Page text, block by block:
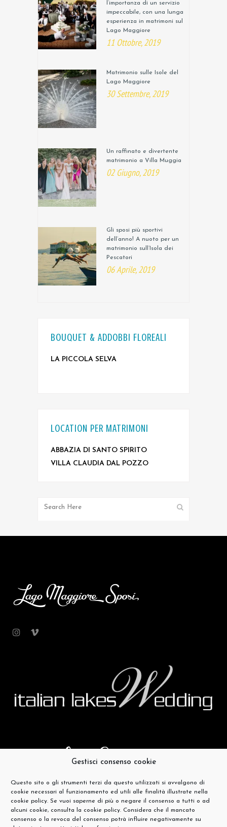
Gestisci consenso cookie
Questo sito o gli strumenti terzi da questo utilizzati si avvalgono di
cookie necessari al funzionamento ed utili alle finalità illustrate nella
cookie policy. Se vuoi saperne di più o negare il consenso a tutti o ad
alcuni cookie, consulta la cookie policy. Considera che il mancato
consenso o la revoca del consenso potrà influire negativamente su
l’importanza di un servizio
impeccabile, con una lunga
esperienza in matrimoni sul
Lago Maggiore
11 Ottobre, 2019
Matrimonio sulle Isole del
Lago Maggiore
30 Settembre, 2019
Un raffinato e divertente
matrimonio a Villa Muggia
02 Giugno, 2019
Gli sposi più sportivi
dell’anno! A nuoto per un
matrimonio sull’Isola dei
Pescatori
06 Aprile, 2019
BOUQUET & ADDOBBI FLOREALI
LA PICCOLA SELVA
LOCATION PER MATRIMONI
ABBAZIA DI SANTO SPIRITO
VILLA CLAUDIA DAL POZZO